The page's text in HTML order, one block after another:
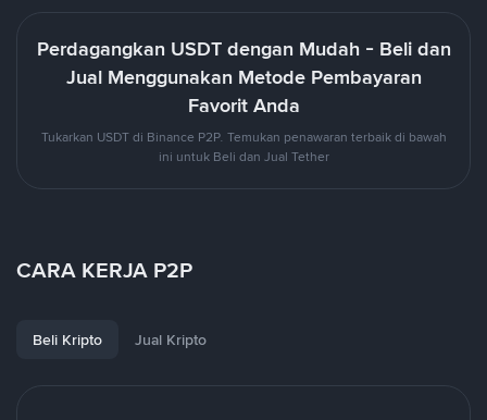
Perdagangkan USDT dengan Mudah - Beli dan
Jual Menggunakan Metode Pembayaran
Favorit Anda
Tukarkan USDT di Binance P2P. Temukan penawaran terbaik di bawah
ini untuk Beli dan Jual Tether
CARA KERJA P2P
Beli Kripto Jual Kripto